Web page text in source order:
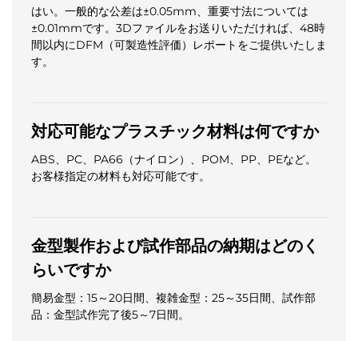
はい。一般的な公差は±0.05mm、重要寸法については
±0.01mmです。3Dファイルをお送りいただければ、48時
間以内にDFM（可製造性評価）レポートをご提供いたしま
す。
対応可能なプラスチック材料は何ですか
ABS、PC、PA66（ナイロン）、POM、PP、PEなど。
お客様指定の材料も対応可能です。
金型製作および試作部品の納期はどのく
らいですか
簡易金型：15～20日間、複雑金型：25～35日間、試作部
品：金型試作完了後5～7日間。